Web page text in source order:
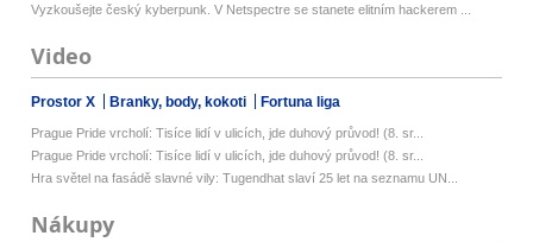
Vyzkoušejte český kyberpunk. V Netspectre se stanete elitním hackerem ...
Video
Prostor X Branky, body, kokoti Fortuna liga
Prague Pride vrcholí: Tisíce lidí v ulicích, jde duhový průvod! (8. sr...
Prague Pride vrcholí: Tisíce lidí v ulicích, jde duhový průvod! (8. sr...
Hra světel na fasádě slavné vily: Tugendhat slaví 25 let na seznamu UN...
Nákupy